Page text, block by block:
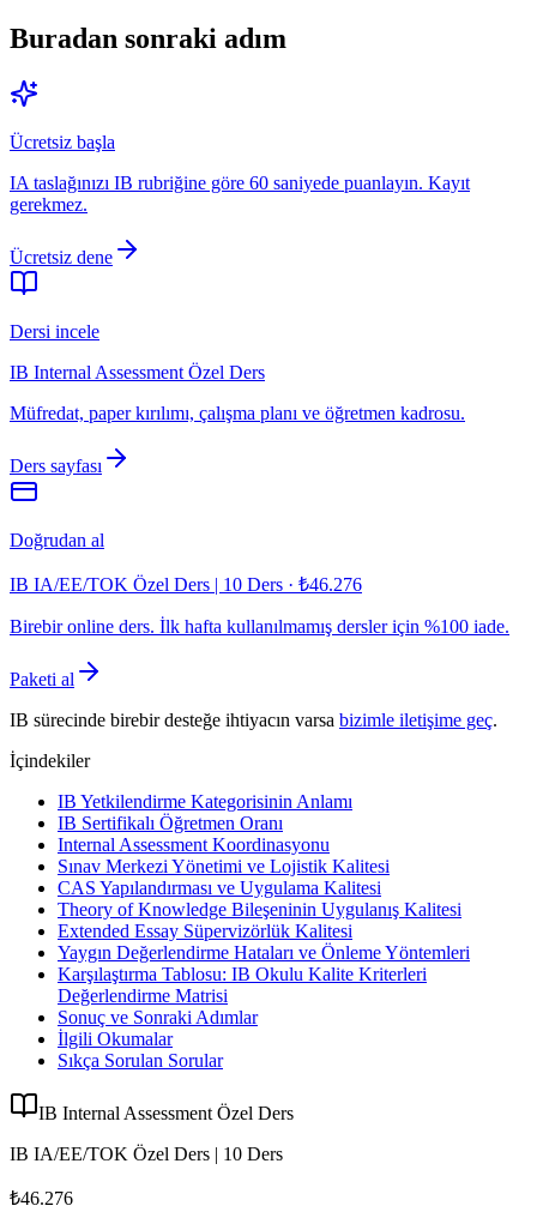
Buradan sonraki adım
Ücretsiz başla
IA taslağınızı IB rubriğine göre 60 saniyede puanlayın. Kayıt
gerekmez.
Ücretsiz dene
Dersi incele
IB Internal Assessment Özel Ders
Müfredat, paper kırılımı, çalışma planı ve öğretmen kadrosu.
Ders sayfası
Doğrudan al
IB IA/EE/TOK Özel Ders | 10 Ders · ₺46.276
Birebir online ders. İlk hafta kullanılmamış dersler için %100 iade.
Paketi al
IB sürecinde birebir desteğe ihtiyacın varsa bizimle iletişime geç.
İçindekiler
IB Yetkilendirme Kategorisinin Anlamı
IB Sertifikalı Öğretmen Oranı
Internal Assessment Koordinasyonu
Sınav Merkezi Yönetimi ve Lojistik Kalitesi
CAS Yapılandırması ve Uygulama Kalitesi
Theory of Knowledge Bileşeninin Uygulanış Kalitesi
Extended Essay Süpervizörlük Kalitesi
Yaygın Değerlendirme Hataları ve Önleme Yöntemleri
Karşılaştırma Tablosu: IB Okulu Kalite Kriterleri
Değerlendirme Matrisi
Sonuç ve Sonraki Adımlar
İlgili Okumalar
Sıkça Sorulan Sorular
IB Internal Assessment Özel Ders
IB IA/EE/TOK Özel Ders | 10 Ders
₺46.276